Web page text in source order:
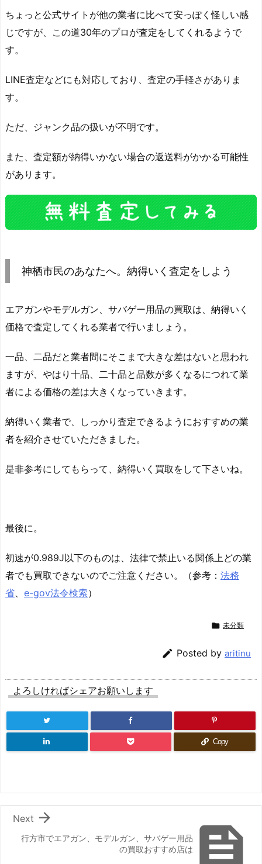
ちょっと公式サイトが他の業者に比べて安っぽく怪しい感
じですが、この道30年のプロが査定をしてくれるようで
す。
LINE査定などにも対応しており、査定の手軽さがありま
す。
ただ、ジャンク品の扱いが不明です。
また、査定額が納得いかない場合の返送料がかかる可能性
があります。
神栖市民のあなたへ。納得いく査定をしよう
エアガンやモデルガン、サバゲー用品の買取は、納得いく
価格で査定してくれる業者で行いましょう。
一品、二品だと業者間にそこまで大きな差はないと思われ
ますが、やはり十品、二十品と品数が多くなるにつれて業
者による価格の差は大きくなっていきます。
納得いく業者で、しっかり査定できるようにおすすめの業
者を紹介させていただきました。
是非参考にしてもらって、納得いく買取をして下さいね。
最後に。
初速が0.989J以下のものは、法律で禁止いる関係上どの業
者でも買取できないのでご注意ください。（参考： 法務
省、 e-gov法令検索）
 未分類
 Posted by aritinu
よろしければシェアお願いします
Copy

行方市でエアガン、モデルガン、サバゲー用品
の買取おすすめ店は

Next